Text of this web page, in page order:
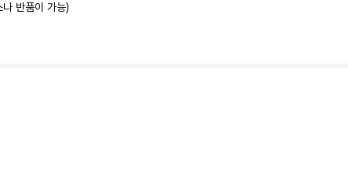
반품이 가능)